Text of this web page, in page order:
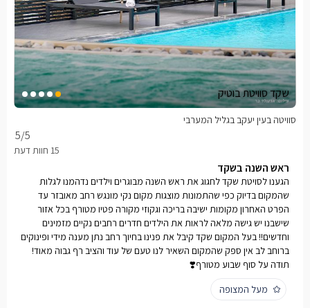
שקד סוויטת בוטיק
5/5
סוויטה בעין יעקב בגליל המערבי
ראש השנה בשקד
הגענו לסויטת שקד לחגוג את ראש השנה מבוגרים וילדים נדהמנו לגלות
שהמקום בדיוק כפי שהתמונות מוצגות מקום נקי מונגש רחב מאובזר עד
הפרט האחרון מקומות ישיבה בריכה וגקוזי מקורה פטיו מטורף בכל אזור
שישבנו יש גישה מלאה לראות את הילדים חדרים רחבים נקיים מזמינים
וחדשים!! בעל המקום שקד קיבל את פנינו בחיוך רחב נתן מענה מידי ופינוקים
ברוחב לב אין ספק שהמקום השאיר לנו טעם של עוד והציב רף גבוה מאוד!
תודה על סוף שבוע מטורף❣️
מעל המצופה